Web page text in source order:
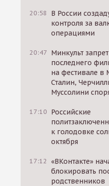
20:58
В России
контроля за
операциями
20:47 Минкульт
последнего
на фестивале в
Сталин,
Муссолини
17:10 Российские
к голодовке
октября
17:12 «ВКонтакте»
блокировать
родственников